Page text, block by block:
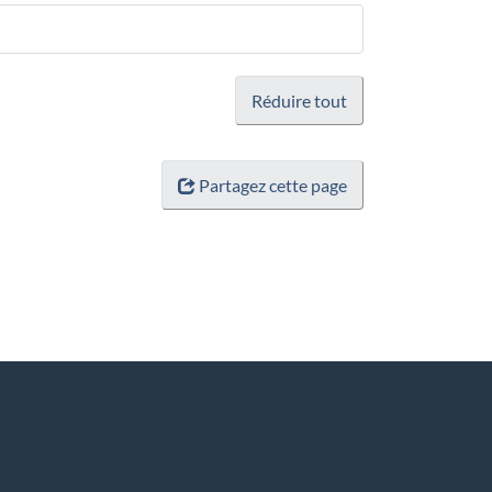
Réduire tout
Partagez cette page